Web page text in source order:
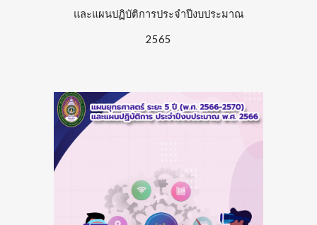
และแผนปฏิบัติการประจำปีงบประมาณ
2565